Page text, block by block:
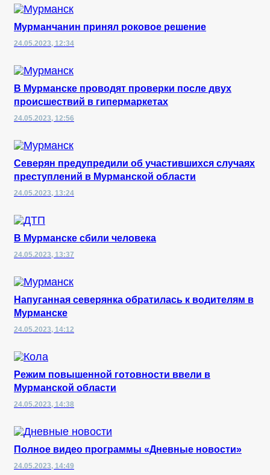
Мурманчанин принял роковое решение
24.05.2023, 12:34
В Мурманске проводят проверки после двух
происшествий в гипермаркетах
24.05.2023, 12:56
Северян предупредили об участившихся случаях
преступлений в Мурманской области
24.05.2023, 13:24
В Мурманске сбили человека
24.05.2023, 13:37
Напуганная северянка обратилась к водителям в
Мурманске
24.05.2023, 14:12
Режим повышенной готовности ввели в
Мурманской области
24.05.2023, 14:38
Полное видео программы «Дневные новости»
24.05.2023, 14:49